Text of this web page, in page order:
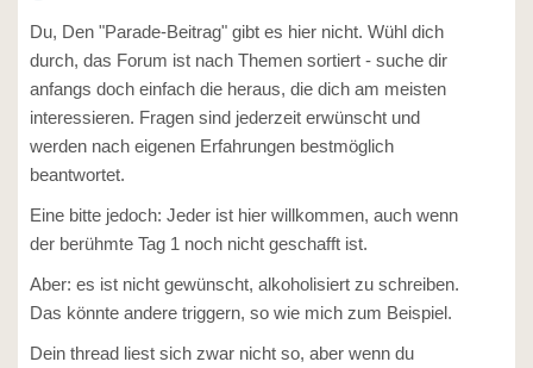
Du, Den "Parade-Beitrag" gibt es hier nicht. Wühl dich
durch, das Forum ist nach Themen sortiert - suche dir
anfangs doch einfach die heraus, die dich am meisten
interessieren. Fragen sind jederzeit erwünscht und
werden nach eigenen Erfahrungen bestmöglich
beantwortet.
Eine bitte jedoch: Jeder ist hier willkommen, auch wenn
der berühmte Tag 1 noch nicht geschafft ist.
Aber: es ist nicht gewünscht, alkoholisiert zu schreiben.
Das könnte andere triggern, so wie mich zum Beispiel.
Dein thread liest sich zwar nicht so, aber wenn du